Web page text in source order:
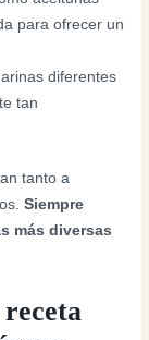
para ofrecer un
diferentes
tan
tanto a
Siempre
más diversas